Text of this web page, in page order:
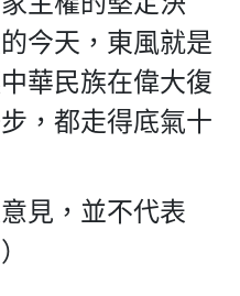
今天，東風就是
華民族在偉大復
，都走得底氣十
見，並不代表